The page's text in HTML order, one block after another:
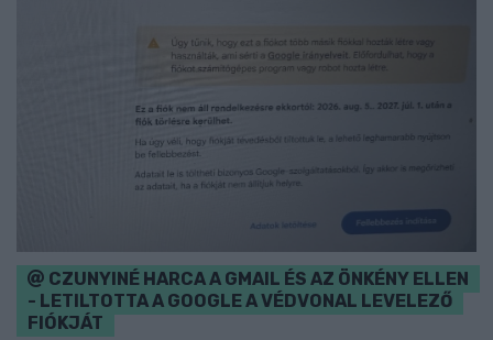
CZUNYINÉ HARCA A GMAIL ÉS AZ ÖNKÉNY ELLEN
- LETILTOTTA A GOOGLE A VÉDVONAL LEVELEZŐ
FIÓKJÁT